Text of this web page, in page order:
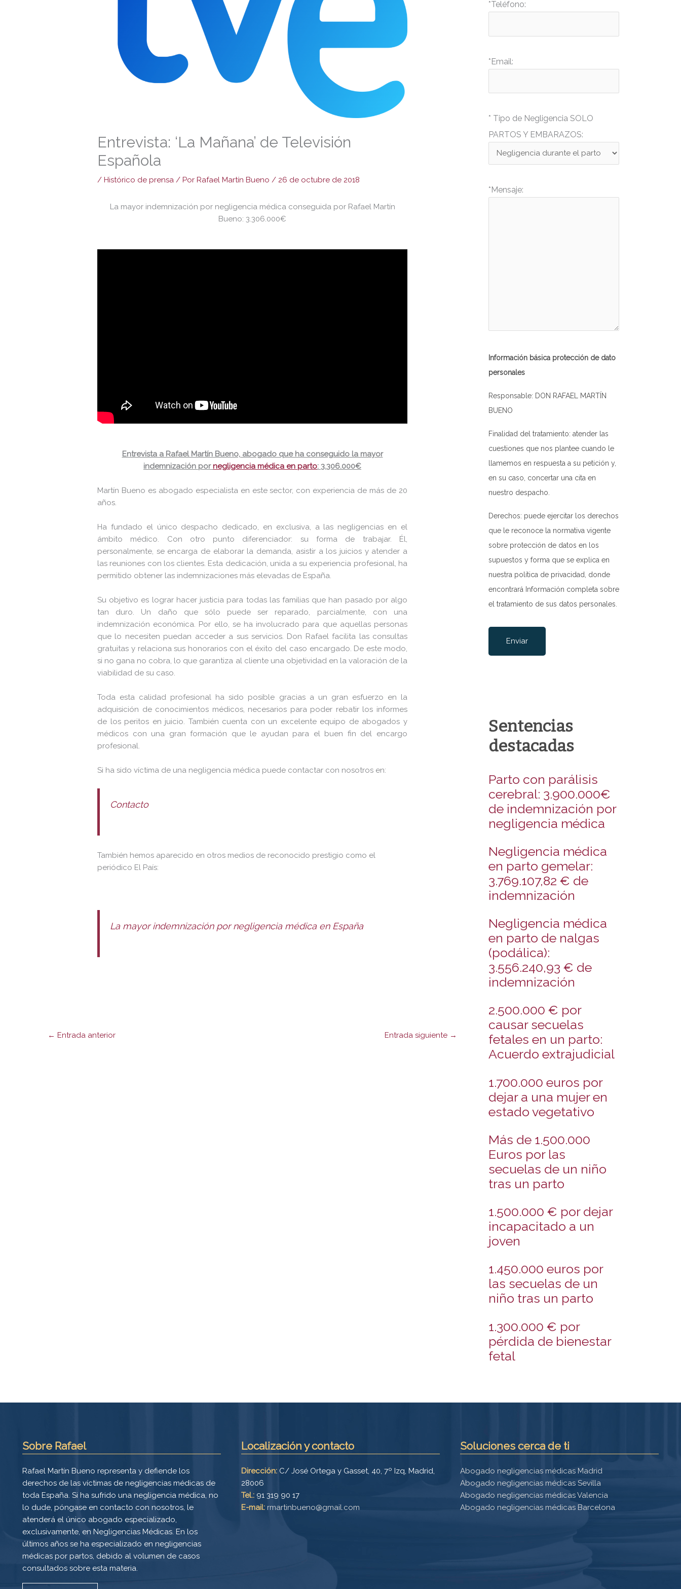
Entrevista: ‘La Mañana’ de Televisión
Española
/Histórico de prensa / PorRafael Martín Bueno/ 26 de octubre de 2018
La mayor indemnización por negligencia médica conseguida por Rafael Martín
Bueno: 3.306.000€
Entrevista a Rafael Martín Bueno, abogado que ha conseguido la mayor
indemnización pornegligencia médica en parto: 3.306.000€
Martín Bueno es abogado especialista en este sector, con experiencia de más de 20
años.
Ha fundado el único despacho dedicado, en exclusiva, a las negligencias en el
ámbito médico. Con otro punto diferenciador: su forma de trabajar. Él,
personalmente, se encarga de elaborar la demanda, asistir a los juicios y atender a
las reuniones con los clientes. Esta dedicación, unida a su experiencia profesional, ha
permitido obtener las indemnizaciones más elevadas de España.
Su objetivo es lograr hacer justicia para todas las familias que han pasado por algo
tan duro. Un daño que sólo puede ser reparado, parcialmente, con una
indemnización económica. Por ello, se ha involucrado para que aquellas personas
que lo necesiten puedan acceder a sus servicios. Don Rafael facilita las consultas
gratuitas y relaciona sus honorarios con el éxito del caso encargado. De este modo,
si no gana no cobra, lo que garantiza al cliente una objetividad en la valoración de la
viabilidad de su caso.
Toda esta calidad profesional ha sido posible gracias a un gran esfuerzo en la
adquisición de conocimientos médicos, necesarios para poder rebatir los informes
de los peritos en juicio. También cuenta con un excelente equipo de abogados y
médicos con una gran formación que le ayudan para el buen fin del encargo
profesional.
Si ha sido víctima de una negligencia médica puede contactar con nosotros en:
Contacto
También hemos aparecido en otros medios de reconocido prestigio como el
periódico El País:
La mayor indemnización por negligencia médica en España
← Entrada anterior Entrada siguiente →
*Teléfono:
*Email:
* Tipo de Negligencia SOLO
PARTOS Y EMBARAZOS:
*Mensaje:
Información básica protección de dato
personales
Responsable: DON RAFAEL MARTÍN
BUENO
Finalidad del tratamiento: atender las
cuestiones que nos plantee cuando le
llamemos en respuesta a su petición y,
en su caso, concertar una cita en
nuestro despacho.
Derechos: puede ejercitar los derechos
que le reconoce la normativa vigente
sobre protección de datos en los
supuestos y forma que se explica en
nuestra política de privacidad
, donde
encontrará Información completa sobre
el tratamiento de sus datos personales.
Por favor, deja este campo vacío.
Sentencias
destacadas
Parto con parálisis
cerebral: 3.900.000€
de indemnización por
negligencia médica
Negligencia médica
en parto gemelar:
3.769.107,82 € de
indemnización
Negligencia médica
en parto de nalgas
(podálica):
3.556.240,93 € de
indemnización
2.500.000 € por
causar secuelas
fetales en un parto:
Acuerdo extrajudicial
1.700.000 euros por
dejar a una mujer en
estado vegetativo
Más de 1.500.000
Euros por las
secuelas de un niño
tras un parto
1.500.000 € por dejar
incapacitado a un
joven
1.450.000 euros por
las secuelas de un
niño tras un parto
1.300.000 € por
pérdida de bienestar
fetal
Sobre Rafael
Rafael Martín Bueno representa y defiende los
derechos de las víctimas de negligencias médicas de
toda España. Si ha sufrido una negligencia médica, no
lo dude, póngase en contacto con nosotros, le
atenderá el único abogado especializado,
exclusivamente, en Negligencias Médicas. En los
últimos años se ha especializado en negligencias
médicas por partos, debido al volumen de casos
consultados sobre esta materia.
Localización y contacto
Dirección: C/ José Ortega y Gasset, 40, 7º Izq, Madrid,
28006
Tel.: 91 319 90 17
E-mail: rmartinbueno@gmail.com
Soluciones cerca de ti
Abogado negligencias médicas Madrid
Abogado negligencias médicas Sevilla
Abogado negligencias médicas Valencia
Abogado negligencias médicas Barcelona